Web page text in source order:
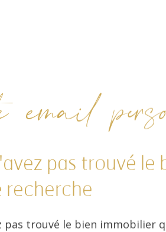
pas trouvé le
recherche
pas trouvé le bien immobilier